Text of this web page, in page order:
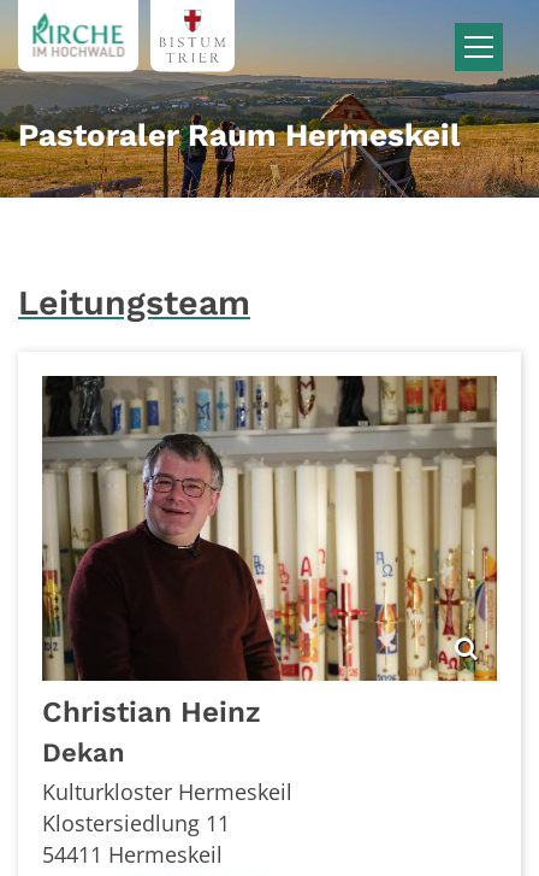
Zum Inhalt springen
Pastoraler Raum Hermeskeil
Leitungsteam
Christian Heinz
Dekan
Kulturkloster Hermeskeil
Klostersiedlung 11
54411 Hermeskeil